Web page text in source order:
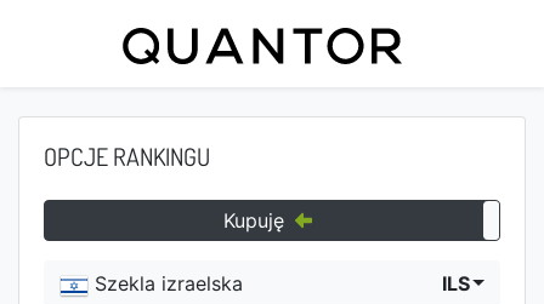
OPCJE RANKINGU
Kupuję
Szekla izraelska ILS